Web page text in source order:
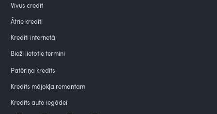
Vivus credit
Ātrie kredīti
Kredīti internetā
Bieži lietotie termini
Patēriņa kredīts
Kredīts mājokļa remontam
Kredīts auto iegādei